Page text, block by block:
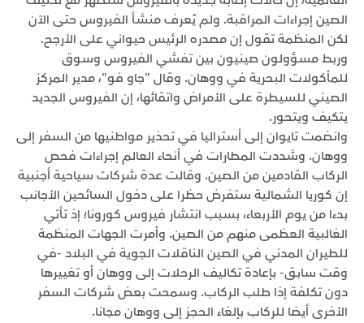
الصين إجراءات المراقبة. ولم يُعرف منشأ الفيروس حتى الآن
لكن المنظمة تقول إن مصدره الرئيس حيواني على الأرجح.
وربط مسؤولون صينيون بين تفشي الفيروس وسوق
للمأكولات البحرية في ووهان. وقال "جاو فو"، مدير المركز
الصيني للسيطرة على الأمراض واتقائها، إن الفيروس الجديد
يتكيف ويتحور.
وانضمت تايوان إلى أستراليا في تحذير مواطنيها من السفر إلى
ووهان. وشددت المطارات في أنحاء العالم إجراءات فحص
الركاب القادمين من الصين. وقالت عدة شركات سياحية أجنبية
إن كوريا الشمالية ستفرض حظرا على دخول السائحين الأجانب
بدءا من يوم الأربعاء، بسبب انتشار فيروس كورونا؛ إذ تأتي
الغالبية العظمى منهم من الصين. وأمرت الجهات المنظمة
للطيران المدني في الصين الناقلات الجوية في البلاد -في
وقت سابق- بإعادة تكاليف الرحلات إلى ووهان أو تغييرها
دون تكلفة إذا طلب الركاب. وسمحت بعض شركات السفر
الأخرى أيضا للركاب بإلغاء الحجز إلى ووهان مجانا.